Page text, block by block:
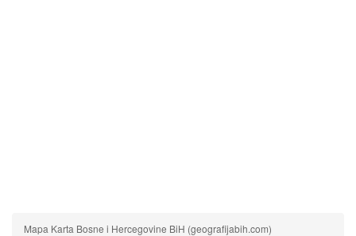
Mapa Karta Bosne i Hercegovine BiH (geografijabih.com)